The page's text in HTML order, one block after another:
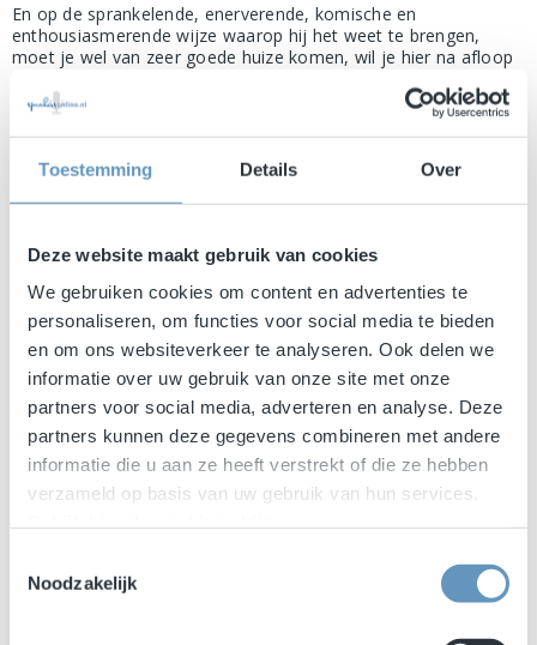
Toestemming Details Over
Deze website maakt gebruik van cookies
We gebruiken cookies om content en advertenties te
personaliseren, om functies voor social media te bieden
en om ons websiteverkeer te analyseren. Ook delen we
informatie over uw gebruik van onze site met onze
partners voor social media, adverteren en analyse. Deze
partners kunnen deze gegevens combineren met andere
informatie die u aan ze heeft verstrekt of die ze hebben
verzameld op basis van uw gebruik van hun services.
Noodzakelijk
En op de sprankelende, enerverende, komische en
enthousiasmerende wijze waarop hij het weet te brengen,
moet je wel van zeer goede huize komen, wil je hier na afloop